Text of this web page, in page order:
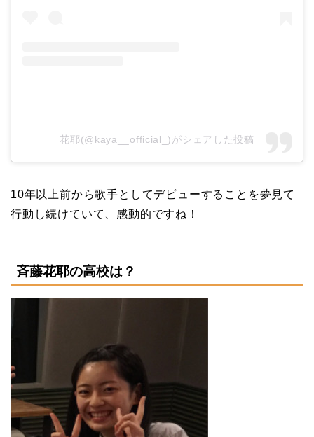
花耶(@kaya__official_)がシェアした投稿
10年以上前から歌手としてデビューすることを夢見て
行動し続けていて、感動的ですね！
斉藤花耶の高校は？